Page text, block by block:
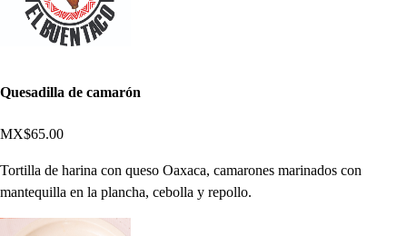
Quesadilla de camarón
MX$65.00
Tortilla de harina con queso Oaxaca, camarones marinados con
mantequilla en la plancha, cebolla y repollo.